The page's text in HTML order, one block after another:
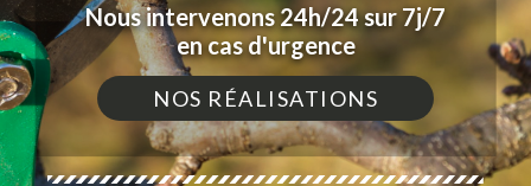
Nous intervenons 24h/24 sur 7j/7
en cas d'urgence
NOS RÉALISATIONS